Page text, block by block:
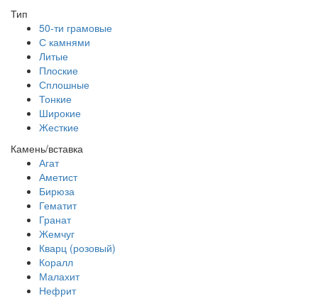
Тип
50-ти грамовые
С камнями
Литые
Плоские
Сплошные
Тонкие
Широкие
Жесткие
Камень/вставка
Агат
Аметист
Бирюза
Гематит
Гранат
Жемчуг
Кварц (розовый)
Коралл
Малахит
Нефрит